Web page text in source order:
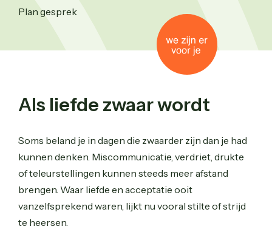
Plan gesprek
Als liefde zwaar wordt
Soms beland je in dagen die zwaarder zijn dan je had
kunnen denken. Miscommunicatie, verdriet, drukte
of teleurstellingen kunnen steeds meer afstand
brengen. Waar liefde en acceptatie ooit
vanzelfsprekend waren, lijkt nu vooral stilte of strijd
te heersen.